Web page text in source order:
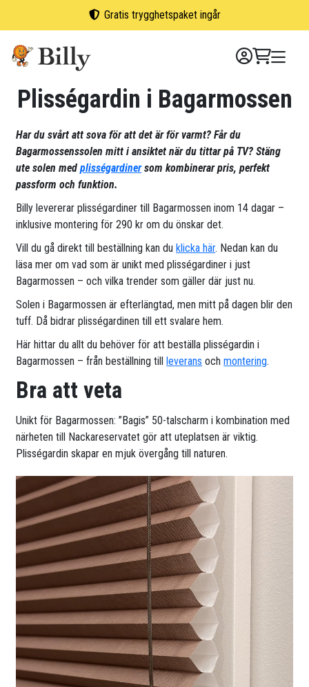
Gratis trygghetspaket ingår
Plisségardin i Bagarmossen
Har du svårt att sova för att det är för varmt? Får du
Bagarmossenssolen mitt i ansiktet när du tittar på TV? Stäng
ute solen medplisségardinersom kombinerar pris, perfekt
passform och funktion.
Billy levererar plisségardiner till Bagarmossen inom 14 dagar –
inklusive montering för 290 kr om du önskar det.
Vill du gå direkt till beställning kan duklicka här. Nedan kan du
läsa mer om vad som är unikt med plisségardiner i just
Bagarmossen – och vilka trender som gäller där just nu.
Solen i Bagarmossen är efterlängtad, men mitt på dagen blir den
tuff. Då bidrar plisségardinen till ett svalare hem.
Här hittar du allt du behöver för att beställa plisségardin i
Bagarmossen – från beställning tillleverans ochmontering.
Bra att veta
Unikt för Bagarmossen: ”Bagis” 50-talscharm i kombination med
närheten till Nackareservatet gör att uteplatsen är viktig.
Plisségardin skapar en mjuk övergång till naturen.